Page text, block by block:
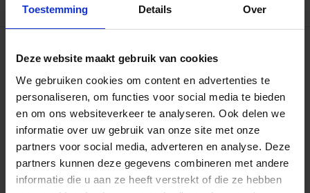
Toestemming Details Over
Deze website maakt gebruik van cookies
We gebruiken cookies om content en advertenties te
personaliseren, om functies voor social media te bieden
en om ons websiteverkeer te analyseren. Ook delen we
informatie over uw gebruik van onze site met onze
partners voor social media, adverteren en analyse. Deze
partners kunnen deze gegevens combineren met andere
informatie die u aan ze heeft verstrekt of die ze hebben
Allergenen/voedingswaarden per 100 gram
Op werkdagen voor 15.00 uur besteld, dezelfde dag
Art# 15569S
Op voorraad
€2,95
Totaal:€2,95
Strooibus 60 gram
Art# 15569Z
Op voorraad
€6,10
Art# 15569K
€54,95